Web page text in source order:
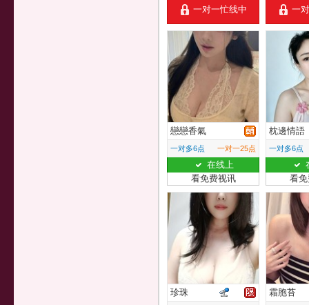
一对一忙线中 一
戀戀香氣
一对多6点 一对一25点
在线上
看免费视讯
枕邊情語
一对多6点
看
珍珠 霜胞苔